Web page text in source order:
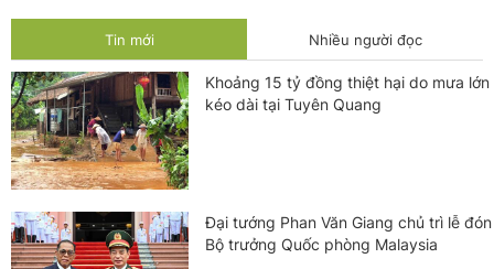
Tin mới Nhiều người đọc
Khoảng 15 tỷ đồng thiệt hại do mưa lớn
kéo dài tại Tuyên Quang
Đại tướng Phan Văn Giang chủ trì lễ đón
Bộ trưởng Quốc phòng Malaysia